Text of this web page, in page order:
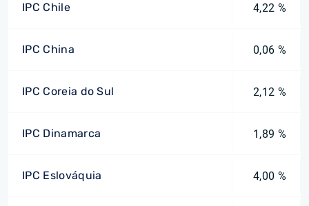
IPC Chile 4,22 %
IPC China 0,06 %
IPC Coreia do Sul 2,12 %
IPC Dinamarca 1,89 %
IPC Eslováquia 4,00 %